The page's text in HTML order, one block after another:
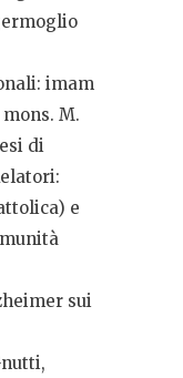
imam
M.
di
e
sui